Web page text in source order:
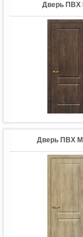
Дверь ПВХ
Дверь ПВХ